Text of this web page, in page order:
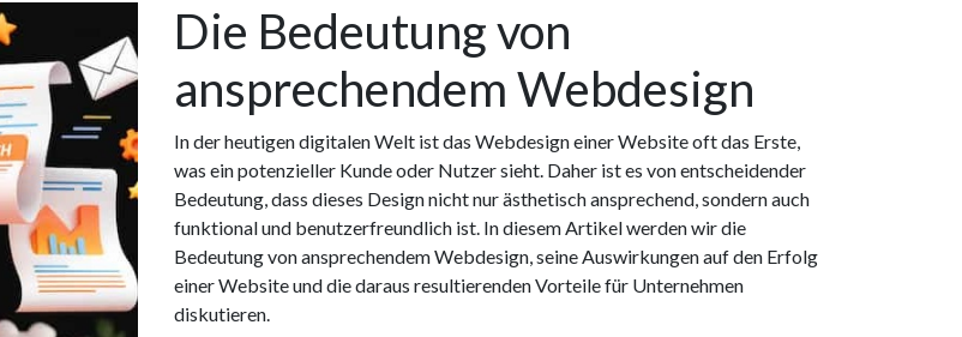
Die Bedeutung von
ansprechendem Webdesign
In der heutigen digitalen Welt ist das Webdesign einer Website oft das Erste,
was ein potenzieller Kunde oder Nutzer sieht. Daher ist es von entscheidender
Bedeutung, dass dieses Design nicht nur ästhetisch ansprechend, sondern auch
funktional und benutzerfreundlich ist. In diesem Artikel werden wir die
Bedeutung von ansprechendem Webdesign, seine Auswirkungen auf den Erfolg
einer Website und die daraus resultierenden Vorteile für Unternehmen
diskutieren.